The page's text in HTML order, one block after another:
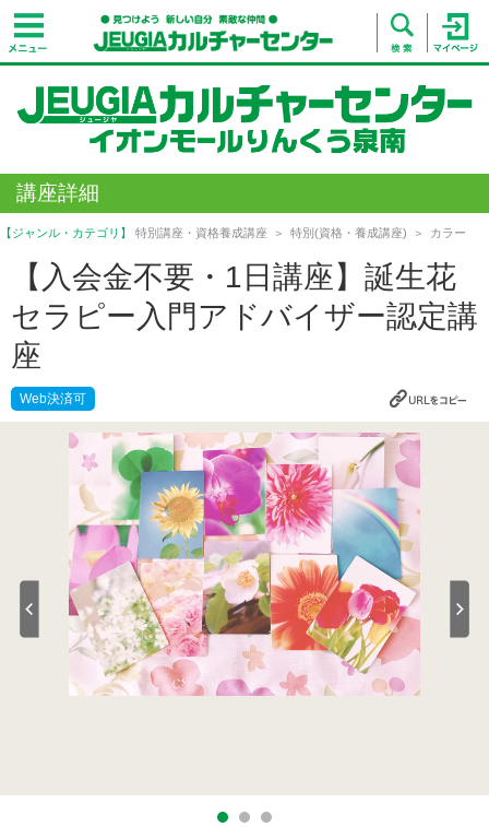
講座詳細
【ジャンル・カテゴリ】 特別講座・資格養成講座 特別(資格・養成講座) カラー
【入会金不要・1日講座】誕生花
セラピー入門アドバイザー認定講
座
Web決済可